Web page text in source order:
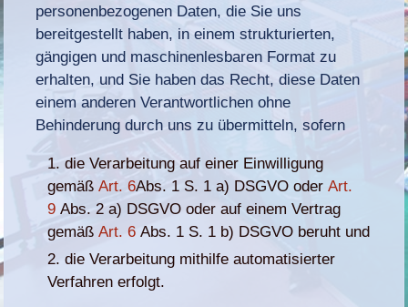
personenbezogenen Daten, die Sie uns
bereitgestellt haben, in einem strukturierten,
gängigen und maschinenlesbaren Format zu
erhalten, und Sie haben das Recht, diese Daten
einem anderen Verantwortlichen ohne
Behinderung durch uns zu übermitteln, sofern
die Verarbeitung auf einer Einwilligung
gemäßArt. 6Abs. 1 S. 1 a) DSGVO oderArt.
9 Abs. 2 a) DSGVO oder auf einem Vertrag
gemäßArt. 6 Abs. 1 S. 1 b) DSGVO beruht und
die Verarbeitung mithilfe automatisierter
Verfahren erfolgt.